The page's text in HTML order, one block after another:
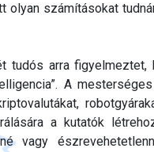
olyan számításokat
tudós arra
A
a kutatók
vagy